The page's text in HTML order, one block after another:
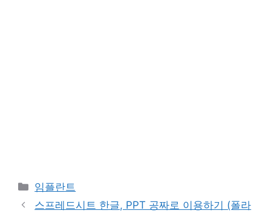
카
테
임플란트
스프레드시트 한글, PPT 공짜로 이용하기 (폴라